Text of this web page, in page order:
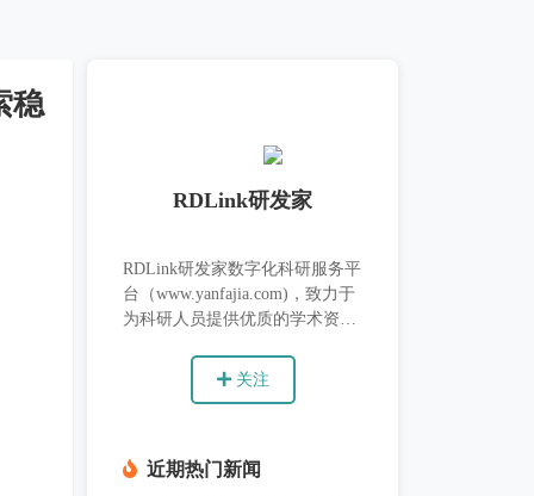
稳
RDLink研发家
RDLink研发家数字化科研服务平
台（www.yanfajia.com)，致力于
为科研人员提供优质的学术资源
关注
近期热门新闻